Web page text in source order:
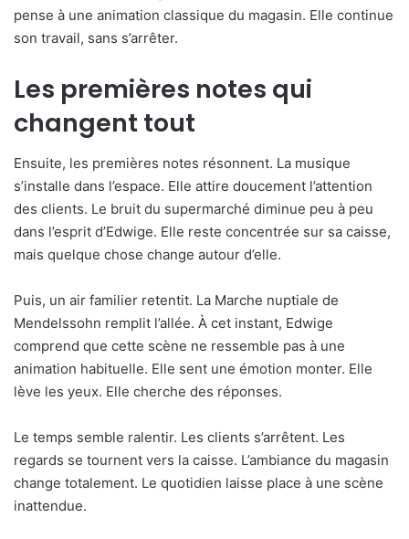
pense à une animation classique du magasin. Elle continue
son travail, sans s’arrêter.
Les premières notes qui
changent tout
Ensuite, les premières notes résonnent. La musique
s’installe dans l’espace. Elle attire doucement l’attention
des clients. Le bruit du supermarché diminue peu à peu
dans l’esprit d’Edwige. Elle reste concentrée sur sa caisse,
mais quelque chose change autour d’elle.
Puis, un air familier retentit. La Marche nuptiale de
Mendelssohn remplit l’allée. À cet instant, Edwige
comprend que cette scène ne ressemble pas à une
animation habituelle. Elle sent une émotion monter. Elle
lève les yeux. Elle cherche des réponses.
Le temps semble ralentir. Les clients s’arrêtent. Les
regards se tournent vers la caisse. L’ambiance du magasin
change totalement. Le quotidien laisse place à une scène
inattendue.